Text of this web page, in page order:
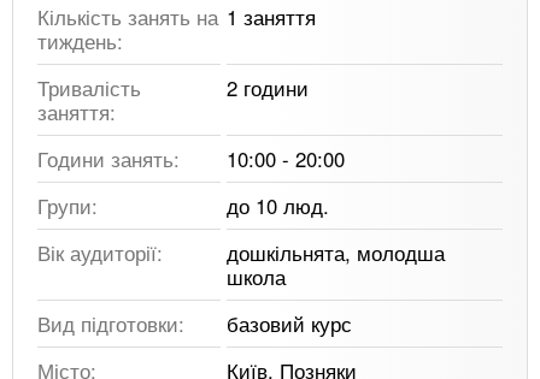
Кількість занять на
тиждень:
1 заняття
Тривалість
заняття:
2 години
Години занять:
10:00 - 20:00
Групи:
до 10 люд.
Вік аудиторії:
дошкільнята, молодша
школа
Вид підготовки:
базовий курс
Місто:
Київ, Позняки